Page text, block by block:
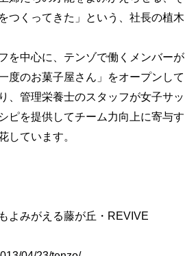
つくってきた」という、社長の植木
を中心に、テンゾで働くメンバーが
度のお菓子屋さん」をオープンして
、管理栄養士のスタッフが女子サッ
ピを提供してチーム力向上に寄与す
しています。
よみがえる藤が丘 ・ REVIVE